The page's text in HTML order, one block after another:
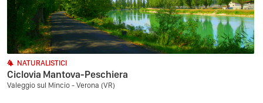
NATURALISTICI
Ciclovia Mantova-Peschiera
Valeggio sul Mincio - Verona (VR)